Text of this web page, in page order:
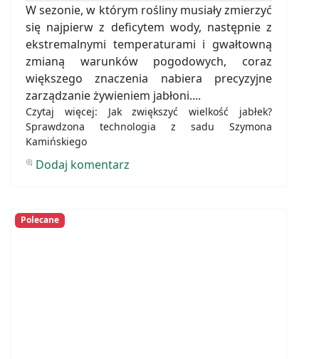
W sezonie, w którym rośliny musiały zmierzyć
się najpierw z deficytem wody, następnie z
ekstremalnymi temperaturami i gwałtowną
zmianą warunków pogodowych, coraz
większego znaczenia nabiera precyzyjne
zarządzanie żywieniem jabłoni....
Czytaj więcej: Jak zwiększyć wielkość jabłek?
Sprawdzona technologia z sadu Szymona
Kamińskiego
Dodaj komentarz
Polecane